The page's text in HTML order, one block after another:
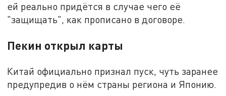
ей реально придётся в случае чего её
"защищать", как прописано в договоре.
Пекин открыл карты
Китай официально признал пуск, чуть заранее
предупредив о нём страны региона и Японию.